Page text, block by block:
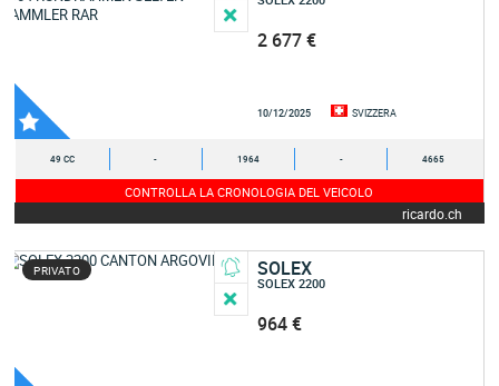
2 677 €
10/12/2025 SVIZZERA
49 CC - 1964 - 4665
CONTROLLA LA CRONOLOGIA DEL VEICOLO
ricardo.ch
PRIVATO SOLEX
SOLEX 2200
964 €